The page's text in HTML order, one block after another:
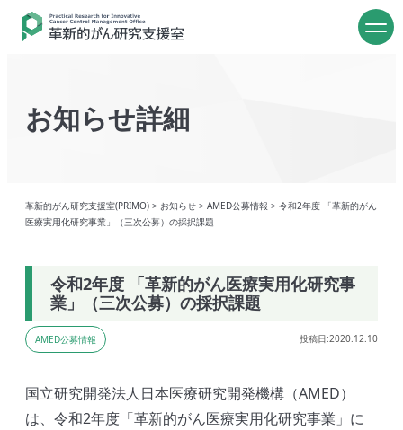
お知らせ詳細
革新的がん研究支援室(PRIMO) > お知らせ > AMED公募情報 > 令和2年度 「革新的がん
医療実用化研究事業」（三次公募）の採択課題
令和2年度 「革新的がん医療実用化研究事
業」（三次公募）の採択課題
AMED公募情報 投稿日:2020.12.10
国立研究開発法人日本医療研究開発機構（AMED）
は、令和2年度「革新的がん医療実用化研究事業」に